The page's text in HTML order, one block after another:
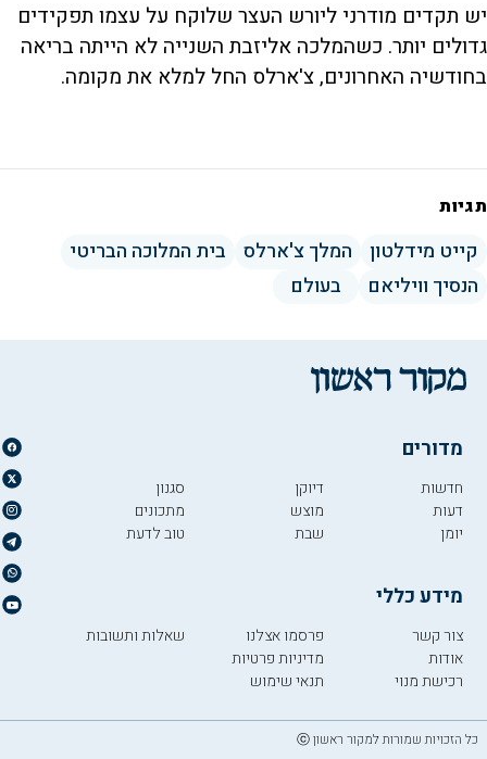
יש תקדים מודרני ליורש העצר שלוקח על עצמו תפקידים
גדולים יותר. כשהמלכה אליזבת השנייה לא הייתה בריאה
בחודשיה האחרונים, צ'ארלס החל למלא את מקומה.
תגיות
קייט מידלטון המלך צ'ארלס
בית המלוכה הבריטי
הנסיך וויליאם
בעולם
מדורים
חדשות
דעות
יומן
דיוקן
מוצש
שבת
סגנון
מתכונים
טוב לדעת
מידע כללי
צור קשר
אודות
רכישת מנוי
פרסמו אצלנו
מדיניות פרטיות
תנאי שימוש
שאלות ותשובות
כל הזכויות שמורות למקור ראשון ⓒ